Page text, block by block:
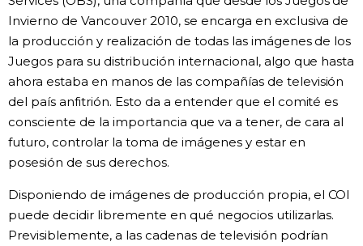
Invierno de Vancouver 2010, se encarga en exclusiva de
la producción y realización de todas las imágenes de los
Juegos para su distribución internacional, algo que hasta
ahora estaba en manos de las compañías de televisión
del país anfitrión. Esto da a entender que el comité es
consciente de la importancia que va a tener, de cara al
futuro, controlar la toma de imágenes y estar en
posesión de sus derechos.
Disponiendo de imágenes de producción propia, el COI
puede decidir libremente en qué negocios utilizarlas.
Previsiblemente, a las cadenas de televisión podrían